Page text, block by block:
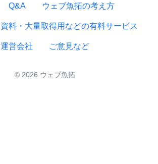
Q&A ウェブ魚拓の考え方
資料・大量取得用などの有料サービス
運営会社 ご意見など
© 2026 ウェブ魚拓